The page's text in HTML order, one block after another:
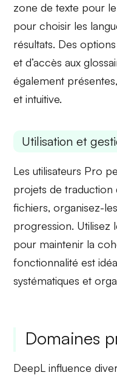
zone de texte pour
pour choisir les
résultats. Des
et d’accès aux
également
et intuitive.
Utilisation et
Les utilisateurs Pro
projets detraduction
fichiers, organisez-
progression. Utilisez
pour maintenir la
fonctionnalité est
systématiques et
Domaines
DeepL influence